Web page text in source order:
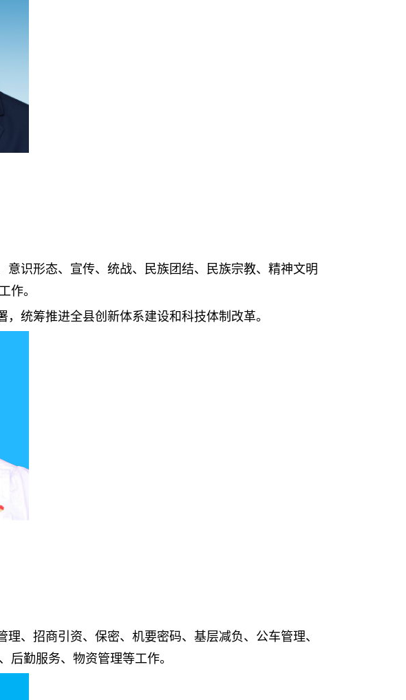
意识形态、宣传、统战、民族团结、民族宗教、精神文明
作。
统筹推进全县创新体系建设和科技体制改革。
、招商引资、保密、机要密码、基层减负、公车管理、
勤服务、物资管理等工作。